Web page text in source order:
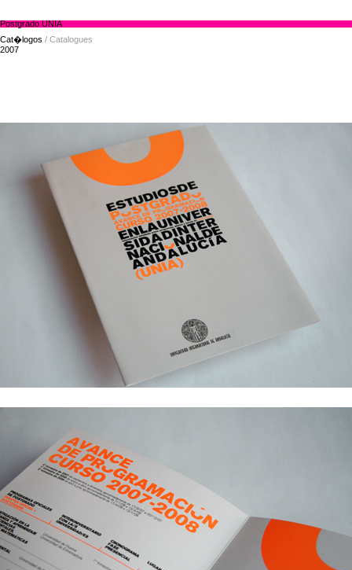
Postgrado UNIA
Cat�logos / Catalogues
2007